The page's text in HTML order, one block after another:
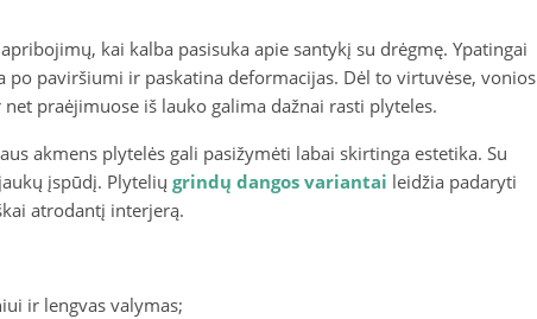
kai kalba pasisuka apie santykį su drėgmę. Ypatingai
po paviršiumi ir paskatina deformacijas. Dėl to virtuvėse, vonios
praėjimuose iš lauko galima dažnai rasti plyteles.
akmens plytelės gali pasižymėti labai skirtinga estetika. Su
įspūdį. Plytelių grindų dangos variantai leidžia padaryti
atrodantį interjerą.
ir lengvas valymas;